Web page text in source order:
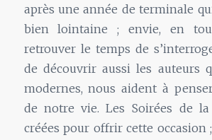
après une année de terminale
bien lointaine ; envie, en
retrouver le temps de
de découvrir aussi les auteurs
modernes, nous aident à
de notre vie. Les Soirées de
créées pour offrir cette occasion